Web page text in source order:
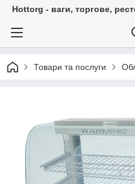
Hottorg - ваги, торгове,
Товари та послуги